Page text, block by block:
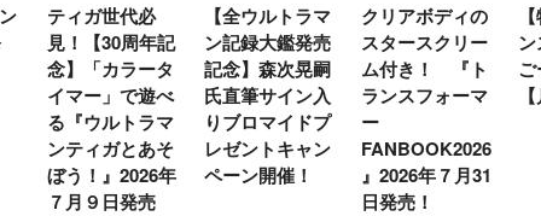
ティガ世代必
見！【30周年記
念】「カラータ
イマー」で遊べ
る『ウルトラマ
ンティガとあそ
ぼう！』2026年
７月９日発売
【全ウルトラマ
ン記録大鑑発売
記念】森次晃嗣
氏直筆サイン入
りブロマイドプ
レゼントキャン
ペーン開催！
クリアボディの
スタースクリー
ム付き！ 『ト
ランスフォーマ
ー
FANBOOK2026
』2026年７月31
日発売！